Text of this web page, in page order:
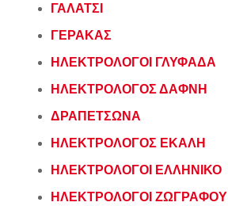
ΓΑΛΑΤΣΙ
ΓΕΡΑΚΑΣ
ΗΛΕΚΤΡΟΛΟΓΟΙ ΓΛΥΦΑΔΑ
ΗΛΕΚΤΡΟΛΟΓΟΣ ΔΑΦΝΗ
ΔΡΑΠΕΤΣΩΝΑ
ΗΛΕΚΤΡΟΛΟΓΟΣ ΕΚΑΛΗ
ΗΛΕΚΤΡΟΛΟΓΟΙ ΕΛΛΗΝΙΚΟ
ΗΛΕΚΤΡΟΛΟΓΟΙ ΖΩΓΡΑΦΟΥ